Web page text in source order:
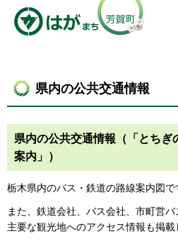
県内の公共交通情報
県内の公共交通情報（「とちぎ
案内」）
栃木県内のバス・鉄道の路線案内図で
また、鉄道会社、バス会社、市町営
主要な観光地へのアクセス情報も掲載